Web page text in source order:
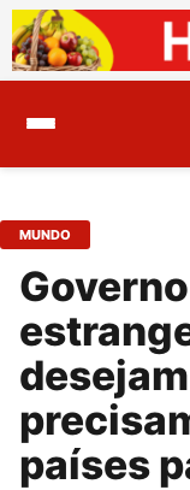
MUNDO
países